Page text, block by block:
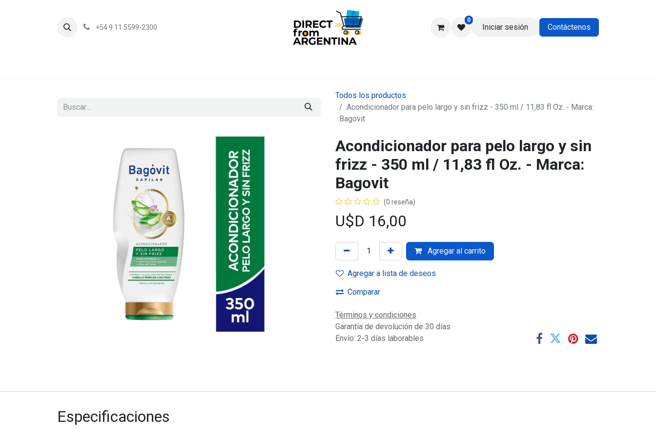
+54 9 11 5599-2300
0
Iniciar sesión Contáctenos
Todos los productos
Acondicionador para pelo largo y sin frizz - 350 ml / 11,83 fl Oz. - Marca:
Bagovit
Acondicionador para pelo largo y sin
frizz - 350 ml / 11,83 fl Oz. - Marca:
Bagovit
(0 reseña)
U$D 16,00
Agregar al carrito
Agregar a lista de deseos
Comparar
Términos y condiciones
Garantía de devolución de 30 días
Envío: 2-3 días laborables
Especificaciones